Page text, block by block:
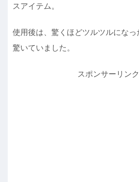
スアイテム。
使用後は、驚くほどツルツルになっ
驚いていました。
スポンサーリンク